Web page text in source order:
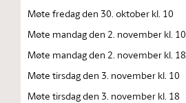
Møte fredag den 30. oktober kl. 10
Møte mandag den 2. november kl. 10
Møte mandag den 2. november kl. 18
Møte tirsdag den 3. november kl. 10
Møte tirsdag den 3. november kl. 18